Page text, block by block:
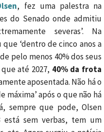
, fez uma palestra na
do Senado onde admitiu
severas’. Na
‘dentro de cinco anos a
pelo menos 40% dos seus
até 2027, 40% da frota
aposentada. Não há o
máxima’ após o que não há
sempre que pode, Olsen
sem verbas, tem um